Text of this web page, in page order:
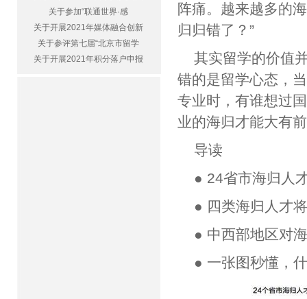
关于参加“联通世界·感
关于开展2021年媒体融合创新
关于参评第七届“北京市留学
关于开展2021年积分落户申报
阵痛。越来越多的
归归错了？”
其实留学的价值
错的是留学心态，
专业时，有谁想过
业的海归才能大有
导读
● 24省市海归人
● 四类海归人才
● 中西部地区对
● 一张图秒懂，